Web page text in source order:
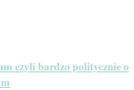
czyli bardzo politycznie o